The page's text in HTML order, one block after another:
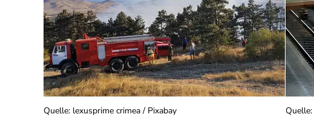
Quelle: lexusprime crimea / Pixabay Quelle: